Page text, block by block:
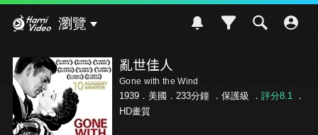
瀏覽
亂世佳人
Gone with the Wind
1939．美國．233分鐘 ． 保護級 ． 評分8.1．
HD畫質